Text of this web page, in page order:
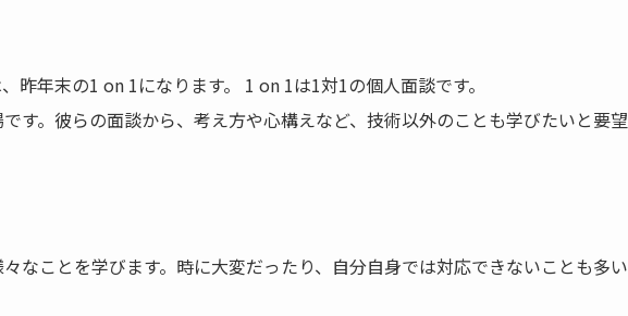
昨年末の1 on 1になります。 1 on 1は1対1の個人面談です。
す。彼らの面談から、考え方や心構えなど、技術以外のことも学びたいと要望
なことを学びます。時に大変だったり、自分自身では対応できないことも多い